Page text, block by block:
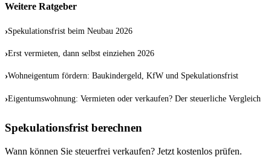
Weitere Ratgeber
›Spekulationsfrist beim Neubau 2026
›Erst vermieten, dann selbst einziehen 2026
›Wohneigentum fördern: Baukindergeld, KfW und Spekulationsfrist
›Eigentumswohnung: Vermieten oder verkaufen? Der steuerliche Vergleich
Spekulationsfrist berechnen
Wann können Sie steuerfrei verkaufen? Jetzt kostenlos prüfen.